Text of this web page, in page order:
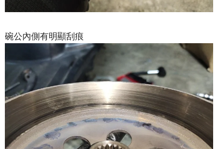
碗公內側有明顯刮痕